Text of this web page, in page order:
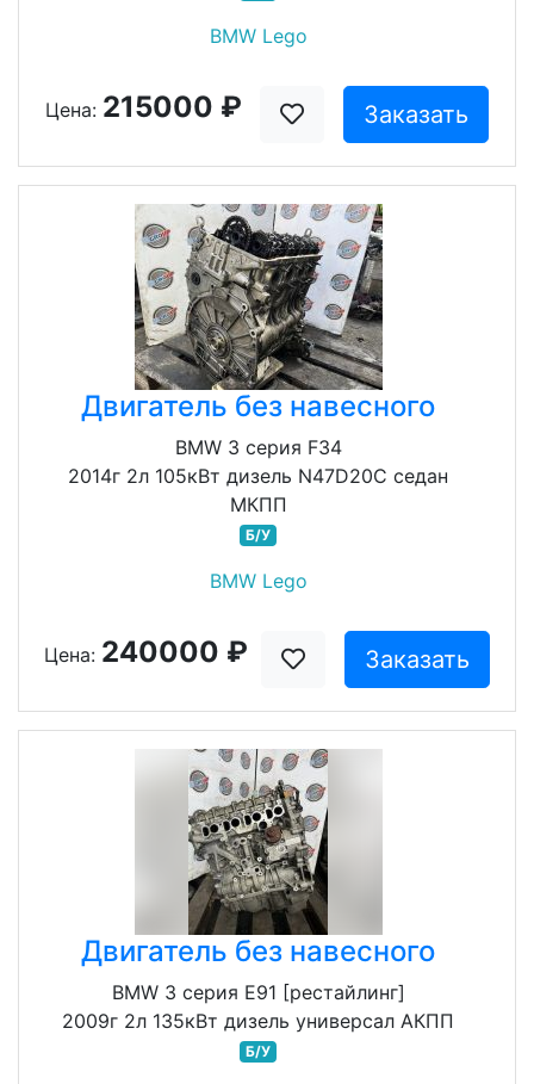
BMW Lego
Цена: 215000 ₽ Заказать
Двигатель без навесного
BMW 3 серия F34
2014г 2л 105кВт дизель N47D20C седан
МКПП
Б/У
BMW Lego
Цена: 240000 ₽ Заказать
Двигатель без навесного
BMW 3 серия E91 [рестайлинг]
2009г 2л 135кВт дизель универсал АКПП
Б/У